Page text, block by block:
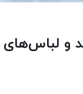
و لباس‌های